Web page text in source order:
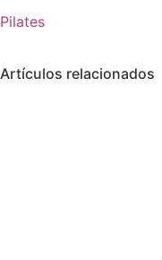
Pilates
Artículos relacionados